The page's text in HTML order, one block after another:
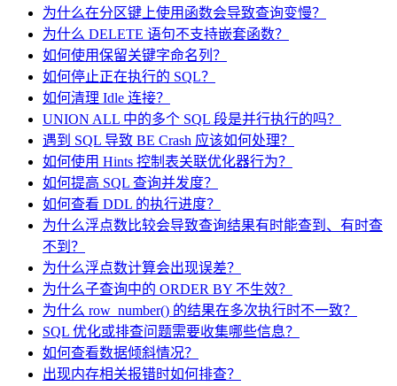
为什么在分区键上使用函数会导致查询变慢？
为什么 DELETE 语句不支持嵌套函数？
如何使用保留关键字命名列？
如何停止正在执行的 SQL？
如何清理 Idle 连接？
UNION ALL 中的多个 SQL 段是并行执行的吗？
遇到 SQL 导致 BE Crash 应该如何处理？
如何使用 Hints 控制表关联优化器行为？
如何提高 SQL 查询并发度？
如何查看 DDL 的执行进度？
为什么浮点数比较会导致查询结果有时能查到、有时查
不到？
为什么浮点数计算会出现误差？
为什么子查询中的 ORDER BY 不生效？
为什么 row_number() 的结果在多次执行时不一致？
SQL 优化或排查问题需要收集哪些信息？
如何查看数据倾斜情况？
出现内存相关报错时如何排查？